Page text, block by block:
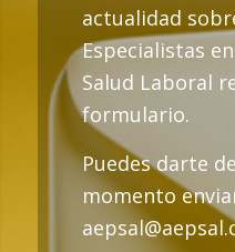
actualidad
Especialistas
Salud Laboral
formulario.
Puedes darte
momento